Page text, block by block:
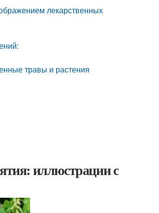
лекарственных
травы и растения
иллюстрации с